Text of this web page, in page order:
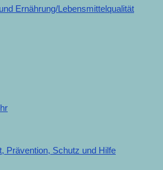
Ernährung/Lebensmittelqualität
Prävention, Schutz und Hilfe